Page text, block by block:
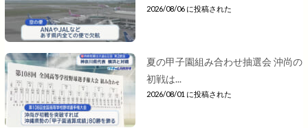
2026/08/06 に投稿された
夏の甲子園組み合わせ抽選会 沖尚の
初戦は...
2026/08/01 に投稿された